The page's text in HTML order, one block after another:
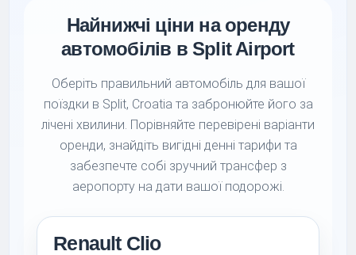
Найнижчі ціни на оренду
автомобілів в Split Airport
Оберіть правильний автомобіль для вашої
поїздки в Split, Croatia та забронюйте його за
лічені хвилини. Порівняйте перевірені варіанти
оренди, знайдіть вигідні денні тарифи та
забезпечте собі зручний трансфер з
аеропорту на дати вашої подорожі.
Renault Clio